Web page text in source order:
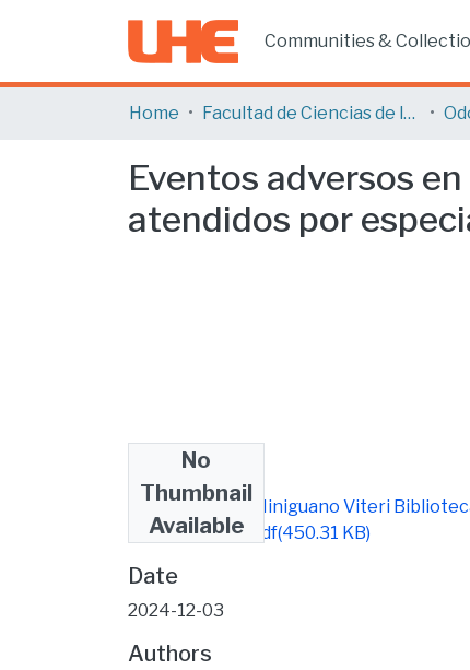
Communities &
Home Facultad de Ciencias de la Salud
Eventos adversos
atendidos por
No
Thumbnail
Available
Gissela Abigail Miniguano Viteri
UHE-signed (1).pdf(450.31 KB)
Date
2024-12-03
Authors